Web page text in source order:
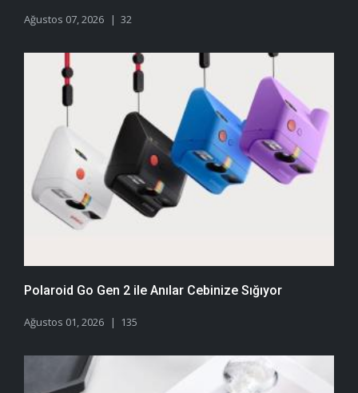
Ağustos 07, 2026 32
Polaroid Go Gen 2 ile Anılar Cebinize Sığıyor
Ağustos 01, 2026 135